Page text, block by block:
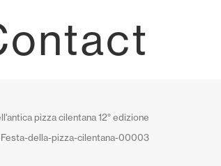
pizza cilentana 12° edizione
della-pizza-cilentana-00003